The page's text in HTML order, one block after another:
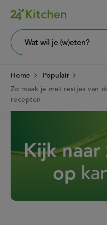
Overslaan
en
naar
wil
Home
Populair
Zo maak je met restjes van
recepten